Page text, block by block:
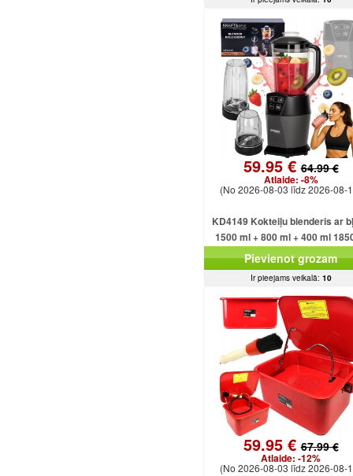
59.95 €64.99 €
Atlaide: -8%
(No 2026-08-03 līdz 2026-08-
KD4149 Kokteiļu blenderis ar
1500 ml + 800 ml + 400 ml
Pievienot grozam
Ir pieejams veikalā: 10
59.95 €67.99 €
Atlaide: -12%
(No 2026-08-03 līdz 2026-08-